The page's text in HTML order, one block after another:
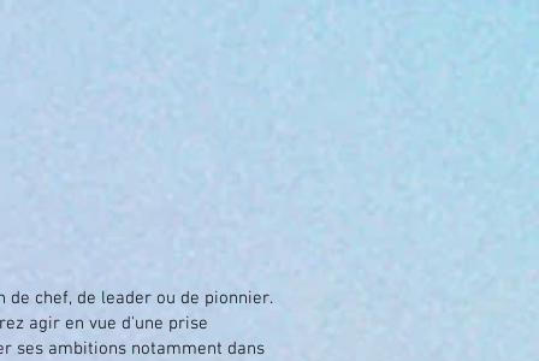
chef, de leader ou de pionnier.
agir en vue d'une prise
ses ambitions notamment dans